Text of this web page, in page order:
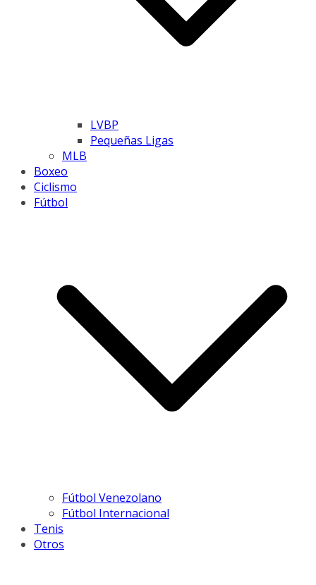
LVBP
Pequeñas Ligas
MLB
Boxeo
Ciclismo
Fútbol
Fútbol Venezolano
Fútbol Internacional
Tenis
Otros